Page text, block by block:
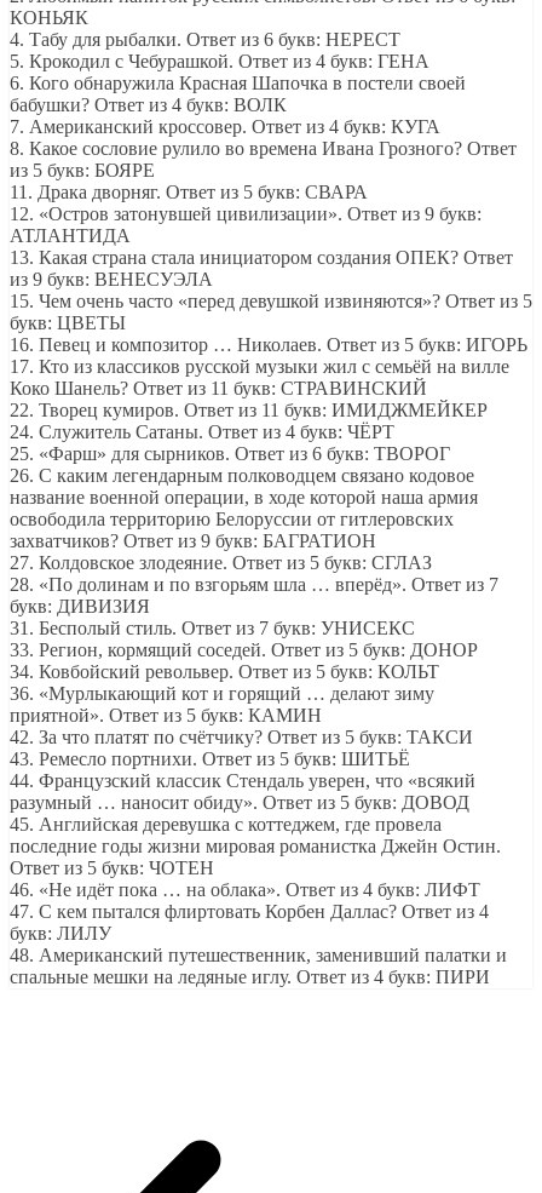
КОНЬЯК
4. Табу для рыбалки. Ответ из 6 букв: НЕРЕСТ
5. Крокодил с Чебурашкой. Ответ из 4 букв: ГЕНА
6. Кого обнаружила Красная Шапочка в постели своей
бабушки? Ответ из 4 букв: ВОЛК
7. Американский кроссовер. Ответ из 4 букв: КУГА
8. Какое сословие рулило во времена Ивана Грозного? Ответ
из 5 букв: БОЯРЕ
11. Драка дворняг. Ответ из 5 букв: СВАРА
12. «Остров затонувшей цивилизации». Ответ из 9 букв:
АТЛАНТИДА
13. Какая страна стала инициатором создания ОПЕК? Ответ
из 9 букв: ВЕНЕСУЭЛА
15. Чем очень часто «перед девушкой извиняются»? Ответ из 5
букв: ЦВЕТЫ
16. Певец и композитор … Николаев. Ответ из 5 букв: ИГОРЬ
17. Кто из классиков русской музыки жил с семьёй на вилле
Коко Шанель? Ответ из 11 букв: СТРАВИНСКИЙ
22. Творец кумиров. Ответ из 11 букв: ИМИДЖМЕЙКЕР
24. Служитель Сатаны. Ответ из 4 букв: ЧЁРТ
25. «Фарш» для сырников. Ответ из 6 букв: ТВОРОГ
26. С каким легендарным полководцем связано кодовое
название военной операции, в ходе которой наша армия
освободила территорию Белоруссии от гитлеровских
захватчиков? Ответ из 9 букв: БАГРАТИОН
27. Колдовское злодеяние. Ответ из 5 букв: СГЛАЗ
28. «По долинам и по взгорьям шла … вперёд». Ответ из 7
букв: ДИВИЗИЯ
31. Бесполый стиль. Ответ из 7 букв: УНИСЕКС
33. Регион, кормящий соседей. Ответ из 5 букв: ДОНОР
34. Ковбойский револьвер. Ответ из 5 букв: КОЛЬТ
36. «Мурлыкающий кот и горящий … делают зиму
приятной». Ответ из 5 букв: КАМИН
42. За что платят по счётчику? Ответ из 5 букв: ТАКСИ
43. Ремесло портнихи. Ответ из 5 букв: ШИТЬЁ
44. Французский классик Стендаль уверен, что «всякий
разумный … наносит обиду». Ответ из 5 букв: ДОВОД
45. Английская деревушка с коттеджем, где провела
последние годы жизни мировая романистка Джейн Остин.
Ответ из 5 букв: ЧОТЕН
46. «Не идёт пока … на облака». Ответ из 4 букв: ЛИФТ
47. С кем пытался флиртовать Корбен Даллас? Ответ из 4
букв: ЛИЛУ
48. Американский путешественник, заменивший палатки и
спальные мешки на ледяные иглу. Ответ из 4 букв: ПИРИ